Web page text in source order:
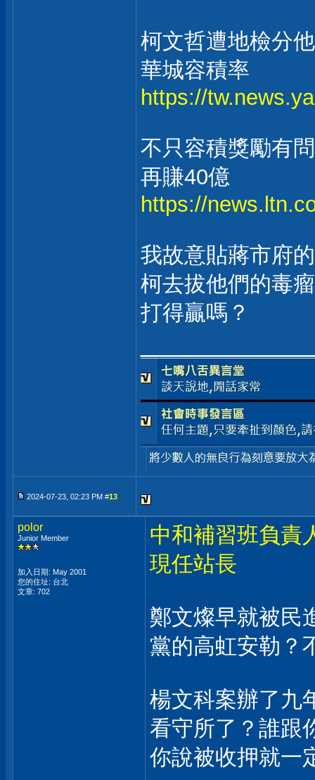
柯文哲遭地檢分
華城容積率
https://
不只容積獎勵有
再賺40億
https://
我故意貼蔣市府
柯去拔他們的毒
打得贏嗎？
2024-07-23, 02:23 PM #13
polor
Junior Member
加入日期: May 2001
您的住址: 台北
文章: 702
中和補習班負責
現任站長
鄭文燦早就被民
黨的高虹安勒？
楊文科案辦了九
看守所了？誰跟
你說被收押就一